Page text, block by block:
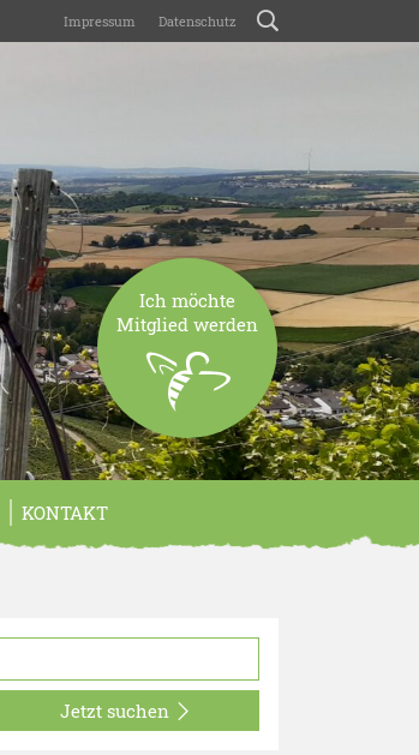
Impressum Datenschutz
Ich möchte
Mitglied werden
KONTAKT
Jetzt suchen